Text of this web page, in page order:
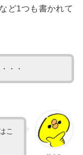
ど1つも書かれて
・・
こ